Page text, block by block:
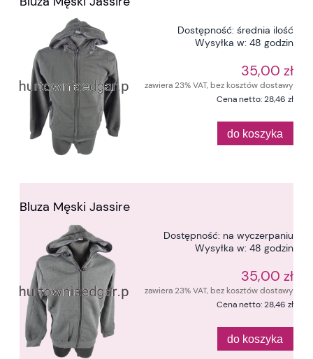
Dostępność: średnia ilość
Wysyłka w: 48 godzin
35,00 zł
zawiera 23% VAT, bez kosztów dostawy
Cena netto:28,46 zł
do koszyka
Bluza Męski Jassire
Dostępność: na wyczerpaniu
Wysyłka w: 48 godzin
35,00 zł
zawiera 23% VAT, bez kosztów dostawy
Cena netto:28,46 zł
do koszyka